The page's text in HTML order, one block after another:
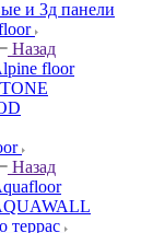
и 3д панели
Назад
floor
Назад
террас